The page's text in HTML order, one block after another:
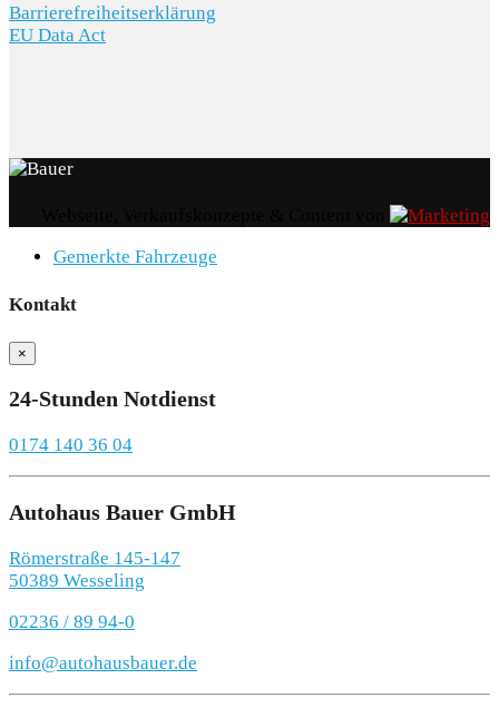
Barrierefreiheitserklärung
EU Data Act
Gemerkte Fahrzeuge
Kontakt
×
24-Stunden Notdienst
0174 140 36 04
Autohaus Bauer GmbH
Römerstraße 145-147
50389 Wesseling
02236 / 89 94-0
info@autohausbauer.de